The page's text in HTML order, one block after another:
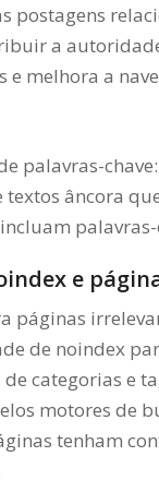
postagens
a
e melhora a
palavras-
textos âncora
palavras-
e
páginas
de noindex
categorias e
motores de
tenham